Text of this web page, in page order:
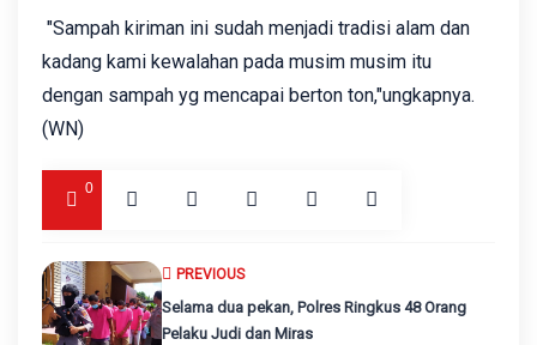
"Sampah kiriman ini sudah menjadi tradisi alam dan
kadang kami kewalahan pada musim musim itu
dengan sampah yg mencapai berton ton,"ungkapnya.
(WN)
0
PREVIOUS
Selama dua pekan, Polres Ringkus 48 Orang
Pelaku Judi dan Miras